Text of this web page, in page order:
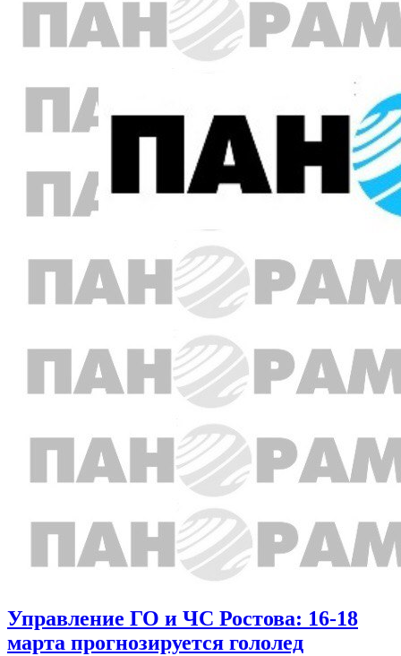
Управление ГО и ЧС Ростова: 16-18
марта прогнозируется гололед